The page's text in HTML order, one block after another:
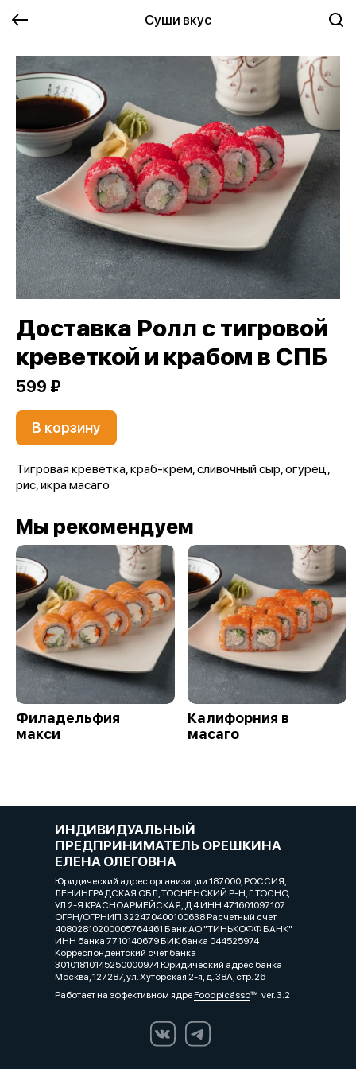
Суши вкус
Доставка Ролл с тигровой
креветкой и крабом в СПБ
599 ₽
В корзину
Тигровая креветка, краб-крем, сливочный сыр, огурец,
рис, икра масаго
Мы рекомендуем
Филадельфия
макси
Калифорния в
масаго
ИНДИВИДУАЛЬНЫЙ
ПРЕДПРИНИМАТЕЛЬ ОРЕШКИНА
ЕЛЕНА ОЛЕГОВНА
Юридический адрес организации 187000, РОССИЯ,
ЛЕНИНГРАДСКАЯ ОБЛ, ТОСНЕНСКИЙ Р-Н, Г ТОСНО,
УЛ 2-Я КРАСНОАРМЕЙСКАЯ, Д 4 ИНН 471601097107
ОГРН/ОГРНИП 322470400100638 Расчетный счет
40802810200005764461 Банк АО "ТИНЬКОФФ БАНК"
ИНН банка 7710140679 БИК банка 044525974
Корреспондентский счет банка
30101810145250000974 Юридический адрес банка
Москва, 127287, ул. Хуторская 2-я, д. 38А, стр. 26
Работает на эффективном ядреFoodpicássover. 3.2